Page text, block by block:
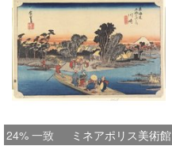
24% 一致 ミネアポリス美術館